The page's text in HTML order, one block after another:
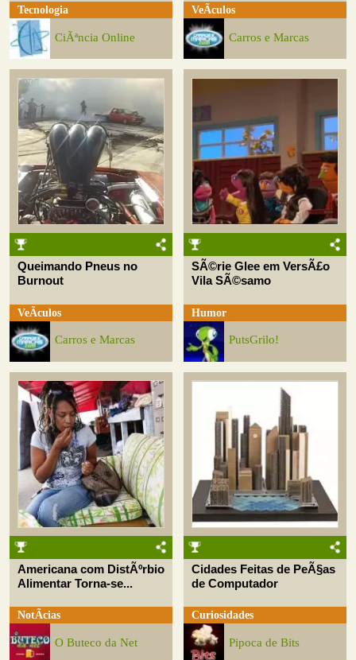
Tecnologia
CiÃªncia Online
VeÃ­culos
Carros e Marcas
Queimando Pneus no
Burnout
VeÃ­culos
Carros e Marcas
SÃ©rie Glee em VersÃ£o
Vila SÃ©samo
Humor
PutsGrilo!
Americana com DistÃºrbio
Alimentar Torna-se...
NotÃ­cias
O Buteco da Net
Cidades Feitas de PeÃ§as
de Computador
Curiosidades
Pipoca de Bits